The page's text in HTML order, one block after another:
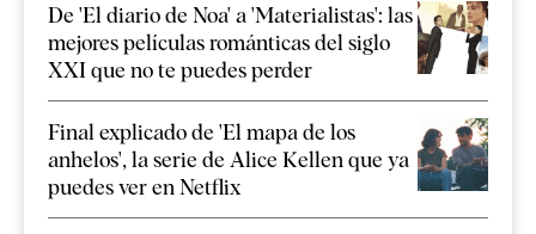
De 'El diario de Noa' a 'Materialistas': las
mejores películas románticas del siglo
XXI que no te puedes perder
Final explicado de 'El mapa de los
anhelos', la serie de Alice Kellen que ya
puedes ver en Netflix